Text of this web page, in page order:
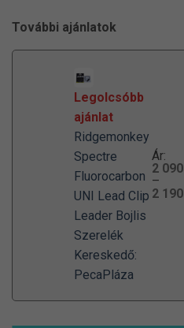
További ajánlatok
Legolcsóbb
ajánlat
Ridgemonkey
Spectre
Fluorocarbon
UNI Lead Clip
Leader Bojlis
Szerelék
Kereskedő:
PecaPláza
Ár:
2 090
–
2 190